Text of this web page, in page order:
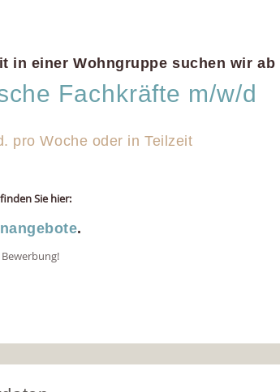
in einer Wohngruppe suchen wir
Fachkräfte m/w/d
pro Woche oder in Teilzeit
Sie hier:
.